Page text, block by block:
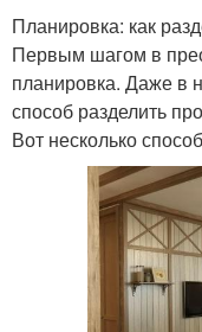
Планировка: как
Первым шагом в
планировка. Даже в
способ разделить
Вот несколько